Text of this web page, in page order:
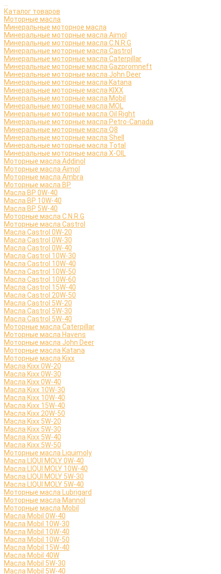
Каталог товаров
Моторные масла
Минеральные моторное масла
Минеральные моторные масла Aimol
Минеральные моторные масла C.N.R.G
Минеральные моторные масла Castrol
Минеральные моторные масла Caterpillar
Минеральные моторные масла Gazpromneft
Минеральные моторные масла John Deer
Минеральные моторные масла Katana
Минеральные моторные масла KIXX
Минеральные моторные масла Mobil
Минеральные моторные масла MOL
Минеральные моторные масла Oil Right
Минеральные моторные масла Petro-Canada
Минеральные моторные масла Q8
Минеральные моторные масла Shell
Минеральные моторные масла Total
Минеральные моторные масла X-OIL
Моторные масла Addinol
Моторные масла Aimol
Моторные масла Ambra
Моторные масла BP
Масла BP 0W-40
Масла BP 10W-40
Масла BP 5W-40
Моторные масла C.N.R.G
Моторные масла Castrol
Масла Castrol 0W-20
Масла Castrol 0W-30
Масла Castrol 0W-40
Масла Castrol 10W-30
Масла Castrol 10W-40
Масла Castrol 10W-50
Масла Castrol 10W-60
Масла Castrol 15W-40
Масла Castrol 20W-50
Масла Castrol 5W-20
Масла Castrol 5W-30
Масла Castrol 5W-40
Моторные масла Caterpillar
Моторные масла Havens
Моторные масла John Deer
Моторные масла Katana
Моторные масла Kixx
Масла Kixx 0W-20
Масла Kixx 0W-30
Масла Kixx 0W-40
Масла Kixx 10W-30
Масла Kixx 10W-40
Масла Kixx 15W-40
Масла Kixx 20W-50
Масла Kixx 5W-20
Масла Kixx 5W-30
Масла Kixx 5W-40
Масла Kixx 5W-50
Моторные масла Liquimoly
Масла LIQUI MOLY 0W-40
Масла LIQUI MOLY 10W-40
Масла LIQUI MOLY 5W-30
Масла LIQUI MOLY 5W-40
Моторные масла Lubrigard
Моторные масла Mannol
Моторные масла Mobil
Масла Mobil 0W-40
Масла Mobil 10W-30
Масла Mobil 10W-40
Масла Mobil 10W-50
Масла Mobil 15W-40
Масла Mobil 40W
Масла Mobil 5W-30
Масла Mobil 5W-40